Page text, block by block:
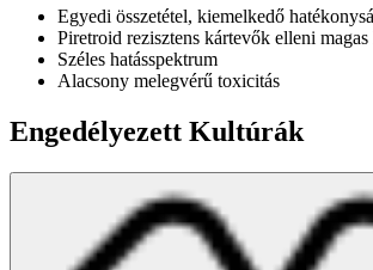
Egyedi összetétel, kiemelkedő
Piretroid rezisztens kártevők elleni magas
Széles hatásspektrum
Alacsony melegvérű toxicitás
Engedélyezett Kultúrák